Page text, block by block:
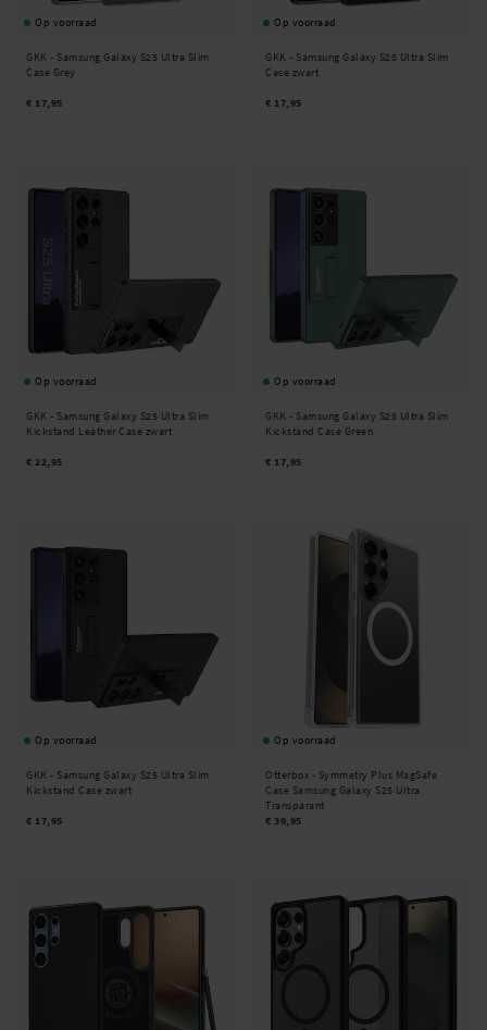
Op voorraad
GKK - Samsung Galaxy S25 Ultra Slim
Case Grey
€ 17,95
Op voorraad
GKK - Samsung Galaxy S25 Ultra Slim
Case zwart
€ 17,95
Op voorraad
GKK - Samsung Galaxy S25 Ultra Slim
Kickstand Leather Case zwart
€ 22,95
Op voorraad
GKK - Samsung Galaxy S25 Ultra Slim
Kickstand Case Green
€ 17,95
Op voorraad
GKK - Samsung Galaxy S25 Ultra Slim
Kickstand Case zwart
€ 17,95
Op voorraad
Otterbox - Symmetry Plus MagSafe
Case Samsung Galaxy S25 Ultra
Transparant
€ 39,95